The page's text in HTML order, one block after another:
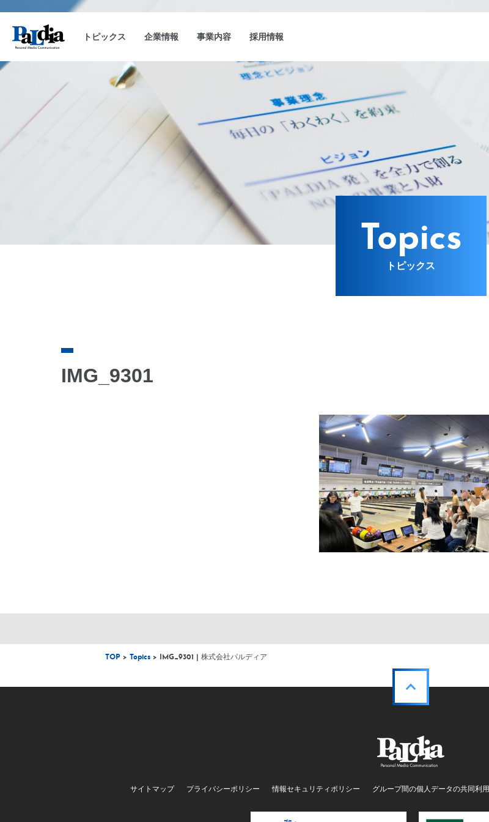
トピックス
企業理念 沿革
企業情報
キャンペーン事務局運用 CAM-SAKU
事業内容 採用情報
Topics
トピックス
IMG_9301
TOP > Topics > IMG_9301 | 株式会社パルディア
サイトマップ プライバシーポリシー 情報セキュリティポリシー グループ間の個人データの共同利用